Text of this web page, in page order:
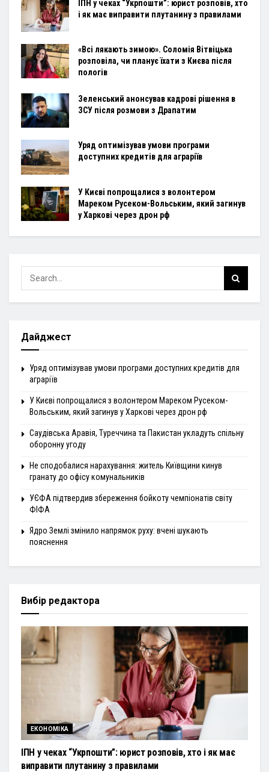
ІПН у чеках “Укрпошти”: юрист розповів, хто
і як має виправити плутанину з правилами
«Всі лякають зимою». Соломія Вітвіцька
розповіла, чи планує їхати з Києва після
пологів
Зеленський анонсував кадрові рішення в
ЗСУ після розмови з Драпатим
Уряд оптимізував умови програми
доступних кредитів для аграріїв
У Києві попрощалися з волонтером
Мареком Русеком-Вольським, який загинув
у Харкові через дрон рф
Дайджест
Уряд оптимізував умови програми доступних кредитів для
аграріїв
У Києві попрощалися з волонтером Мареком Русеком-
Вольським, який загинув у Харкові через дрон рф
Саудівська Аравія, Туреччина та Пакистан укладуть спільну
оборонну угоду
Не сподобалися нарахування: житель Київщини кинув
гранату до офісу комунальників
УЄФА підтвердив збереження бойкоту чемпіонатів світу
ФІФА
Ядро Землі змінило напрямок руху: вчені шукають
пояснення
Вибір редактора
ЕКОНОМІКА
ІПН у чеках “Укрпошти”: юрист розповів, хто і як має
виправити плутанину з правилами